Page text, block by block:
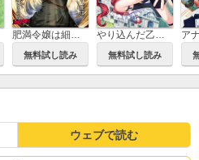
肥満令嬢は細くなり、後は傾国の美女（物理）として生きるのみ@COMIC
無料試し読み
やり込んだ乙女ゲームの悪役モブですが、断罪は嫌なので真っ当に生きます@COMIC
無料試し読み
ウェブで読む